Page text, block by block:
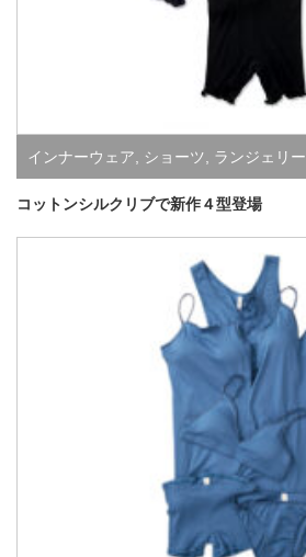
インナーウェア ショーツ ランジェリー
コットンシルクリブで新作４型登場